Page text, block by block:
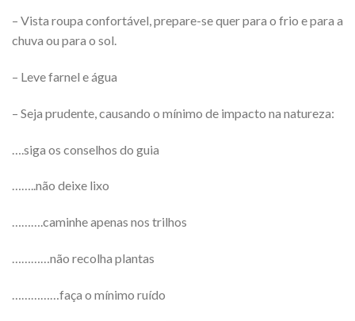
– Vista roupa confortável, prepare-se quer para o frio e para a
chuva ou para o sol.
– Leve farnel e água
– Seja prudente, causando o mínimo de impacto na natureza:
….siga os conselhos do guia
……..não deixe lixo
……….caminhe apenas nos trilhos
…………não recolha plantas
……………faça o mínimo ruído